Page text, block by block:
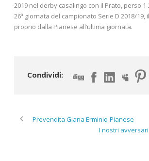
2019 nel derby casalingo con il Prato, perso
26ª giornata del campionato Serie D 2018/19,
proprio dalla Pianese all’ultima giornata.
Condividi:
Prevendita Giana Erminio-Pianese
I nostri